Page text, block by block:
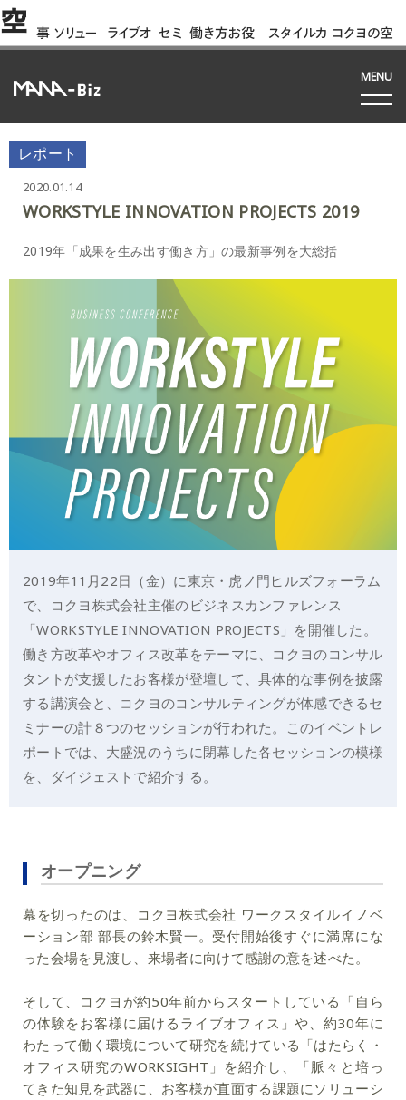
空 事
例
ソリュー
ション
ライブオ
フィス
セミ
ナー
働き方お役
立ち資料
スタイルカ
タログ
コクヨの空
間って!?
MENU
レポート
2020.01.14
WORKSTYLE INNOVATION PROJECTS 2019
2019年「成果を生み出す働き方」の最新事例を大総括
2019年11月22日（金）に東京・虎ノ門ヒルズフォーラム
で、コクヨ株式会社主催のビジネスカンファレンス
「WORKSTYLE INNOVATION PROJECTS」を開催した。
働き方改革やオフィス改革をテーマに、コクヨのコンサル
タントが支援したお客様が登壇して、具体的な事例を披露
する講演会と、コクヨのコンサルティングが体感できるセ
ミナーの計８つのセッションが行われた。このイベントレ
ポートでは、大盛況のうちに閉幕した各セッションの模様
を、ダイジェストで紹介する。
オープニング
幕を切ったのは、コクヨ株式会社 ワークスタイルイノベ
ーション部 部長の鈴木賢一。受付開始後すぐに満席にな
った会場を見渡し、来場者に向けて感謝の意を述べた。
そして、コクヨが約50年前からスタートしている「自ら
の体験をお客様に届けるライブオフィス」や、約30年に
わたって働く環境について研究を続けている「はたらく・
オフィス研究のWORKSIGHT」を紹介し、「脈々と培っ
てきた知見を武器に、お客様が直面する課題にソリューシ